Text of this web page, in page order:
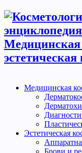
Медицинская
эстетическая
Медицинская
Эстетическая
Брови и